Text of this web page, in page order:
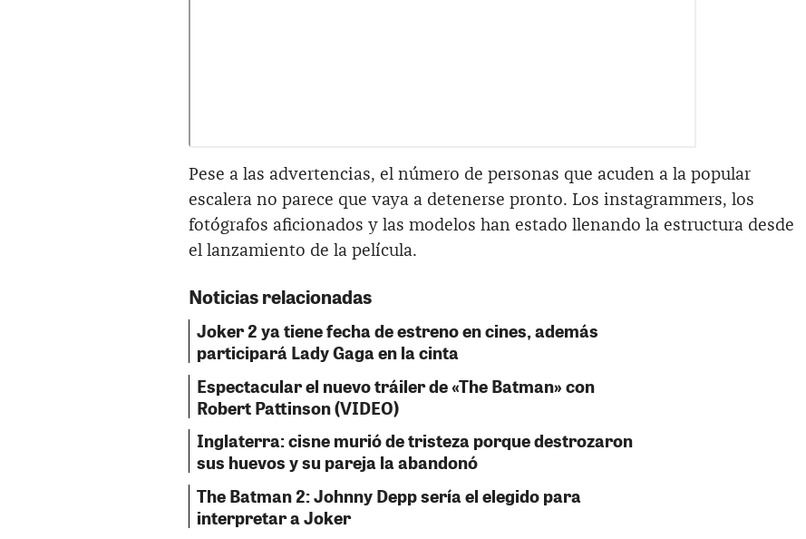
Pese a las advertencias, el número de personas que acuden a la popular
escalera no parece que vaya a detenerse pronto. Los instagrammers, los
fotógrafos aficionados y las modelos han estado llenando la estructura desde
el lanzamiento de la película.
Noticias relacionadas
Joker 2 ya tiene fecha de estreno en cines, además
participará Lady Gaga en la cinta
Espectacular el nuevo tráiler de «The Batman» con
Robert Pattinson (VIDEO)
Inglaterra: cisne murió de tristeza porque destrozaron
sus huevos y su pareja la abandonó
The Batman 2: Johnny Depp sería el elegido para
interpretar a Joker